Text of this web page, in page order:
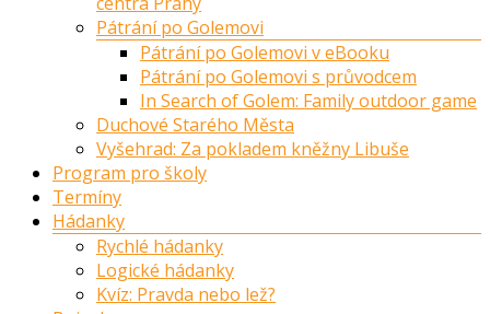
Pátrání po Golemovi
Pátrání po Golemovi v eBooku
Pátrání po Golemovi s průvodcem
In Search of Golem: Family outdoor game
Duchové Starého Města
Vyšehrad: Za pokladem kněžny Libuše
Program pro školy
Termíny
Hádanky
Rychlé hádanky
Logické hádanky
Kvíz: Pravda nebo lež?